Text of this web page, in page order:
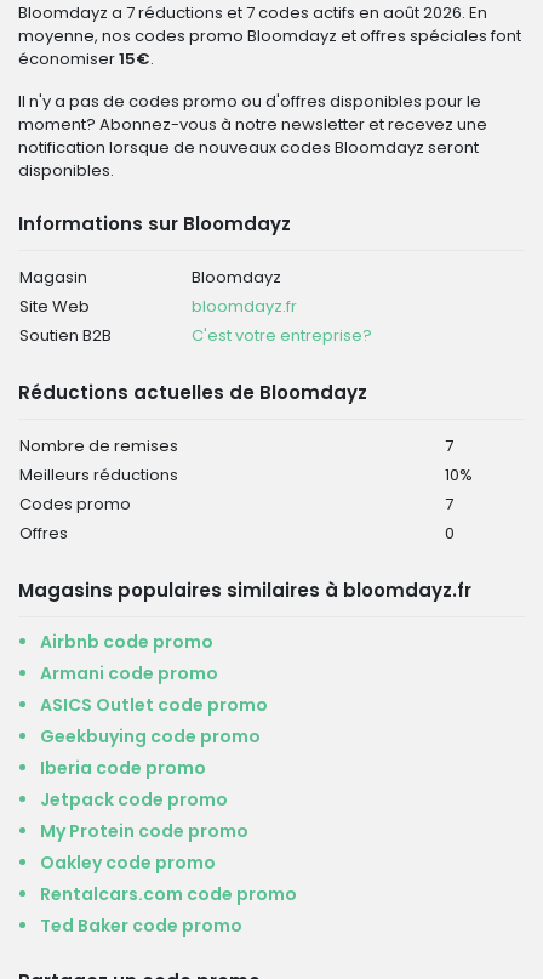
Bloomdayz a 7 réductions et 7 codes actifs en août 2026. En
moyenne, nos codes promo Bloomdayz et offres spéciales font
économiser15€.
Il n'y a pas de codes promo ou d'offres disponibles pour le
moment? Abonnez-vous à notre newsletter et recevez une
notification lorsque de nouveaux codes Bloomdayz seront
disponibles.
Informations sur Bloomdayz
Magasin
Bloomdayz
Site Web
bloomdayz.fr
Soutien B2B
C'est votre entreprise?
Réductions actuelles de Bloomdayz
Nombre de remises
7
Meilleurs réductions
10%
Codes promo
7
Offres
0
Magasins populaires similaires à bloomdayz.fr
Airbnb code promo
Armani code promo
ASICS Outlet code promo
Geekbuying code promo
Iberia code promo
Jetpack code promo
My Protein code promo
Oakley code promo
Rentalcars.com code promo
Ted Baker code promo